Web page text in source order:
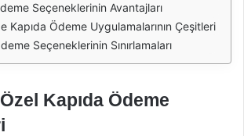
Seçeneklerinin Avantajları
Kapıda Ödeme Uygulamalarının Çeşitleri
Seçeneklerinin Sınırlamaları
Kapıda Ödeme